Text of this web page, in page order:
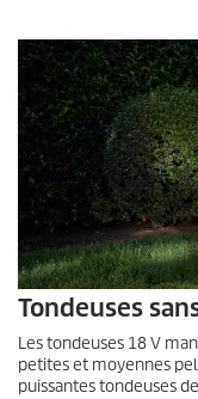
Tondeuses
Les tondeuses 18 V
petites et moyennes
puissantes tondeuses